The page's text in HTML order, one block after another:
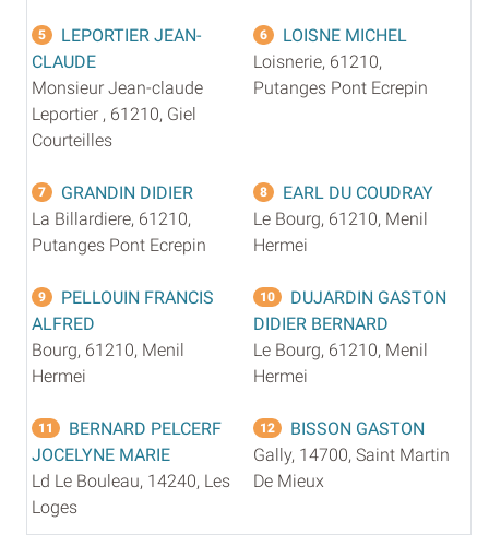
5
LEPORTIER JEAN-
CLAUDE
Monsieur Jean-claude
Leportier , 61210, Giel
Courteilles
6
LOISNE MICHEL
Loisnerie, 61210,
Putanges Pont Ecrepin
7
GRANDIN DIDIER
La Billardiere, 61210,
Putanges Pont Ecrepin
8
EARL DU COUDRAY
Le Bourg, 61210, Menil
Hermei
9
PELLOUIN FRANCIS
ALFRED
Bourg, 61210, Menil
Hermei
10
DUJARDIN GASTON
DIDIER BERNARD
Le Bourg, 61210, Menil
Hermei
11
BERNARD PELCERF
JOCELYNE MARIE
Ld Le Bouleau, 14240, Les
Loges
12
BISSON GASTON
Gally, 14700, Saint Martin
De Mieux